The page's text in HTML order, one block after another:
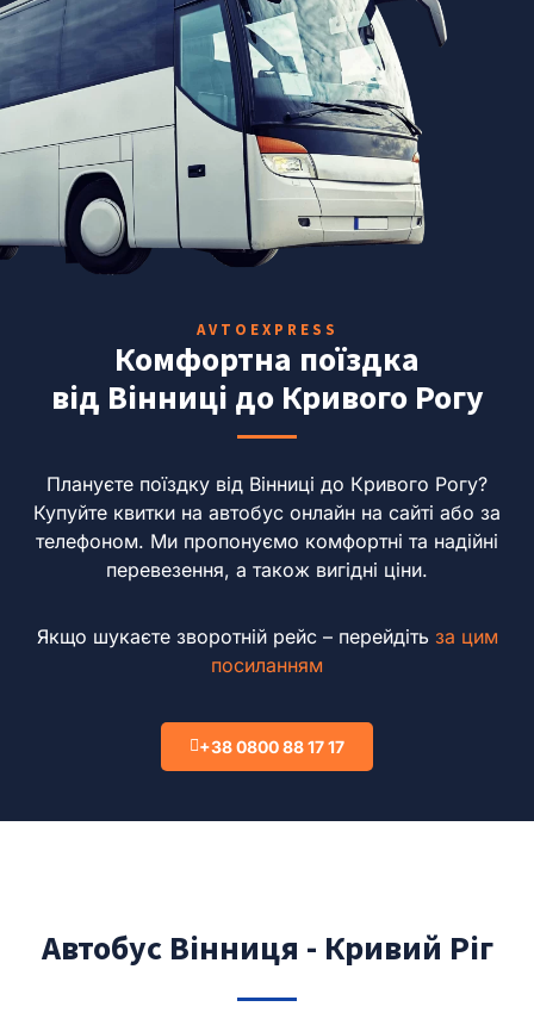
AVTOEXPRESS
Комфортна поїздка
від Вінниці до Кривого Рогу
Плануєте поїздку від Вінниці до Кривого Рогу?
Купуйте квитки на автобус онлайн на сайті або за
телефоном. Ми пропонуємо комфортні та надійні
перевезення, а також вигідні ціни.
Якщо шукаєте зворотній рейс – перейдіть за цим
посиланням
+38 0800 88 17 17
Автобус Вінниця - Кривий Ріг